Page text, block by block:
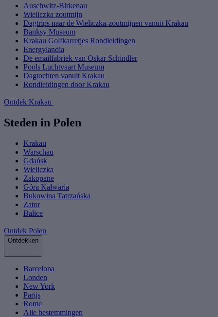
Auschwitz-Birkenau
Wieliczka zoutmijn
Dagtrips naar de Wieliczka-zoutmijnen vanuit Krakau
Banksy Museum
Krakau Golfkarretjes Rondleidingen
Energylandia
De emailfabriek van Oskar Schindler
Pools Luchtvaart Museum
Dagtochten vanuit Krakau
Rondleidingen door Krakau
Ontdek Krakau
Steden in Polen
Krakau
Warschau
Gdańsk
Wieliczka
Zakopane
Góra Kalwaria
Bukowina Tatrzańska
Zator
Balice
Ontdek Polen
Ontdekken
Barcelona
Londen
New York
Parijs
Rome
Alle bestemmingen